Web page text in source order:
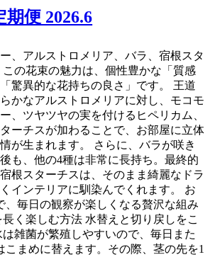
便 2026.6
、アルストロメリア、バラ、宿根スタ
の花束の魅力は、個性豊かな「質感
驚異的な花持ちの良さ」です。 王道
かなアルストロメリアに対し、モコモ
、ツヤツヤの実を付けるヒペリカム、
ーチスが加わることで、お部屋に立体
が生まれます。 さらに、バラが咲き
も、他の4種は非常に長持ち。最終的
根スターチスは、そのまま綺麗なドラ
インテリアに馴染んでくれます。 お
、毎日の観察が楽しくなる贅沢な組み
く楽しむ方法 水替えと切り戻しをこ
雑菌が繁殖しやすいので、毎日また
こまめに替えます。その際、茎の先を1